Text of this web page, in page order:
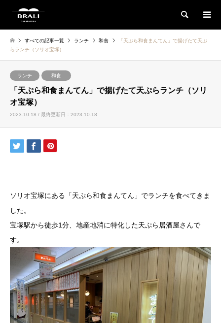
検索
すべての記事一覧 ランチ 和食
「天ぷら和食まんてん」で揚げたて天ぷ
らランチ（ソリオ宝塚）
ランチ 和食
「天ぷら和食まんてん」で揚げたて天ぷらランチ（ソリ
オ宝塚）
2023.10.18 / 最終更新日：2023.10.18
ソリオ宝塚にある「天ぷら和食まんてん」でランチを食べてきま
した。
宝塚駅から徒歩1分、地産地消に特化した天ぷら居酒屋さんで
す。